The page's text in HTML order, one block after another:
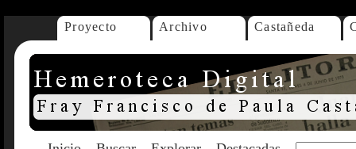
Proyecto Archivo Castañeda